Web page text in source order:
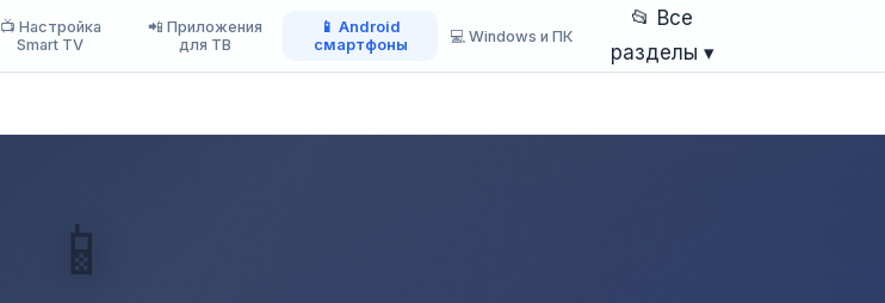
📺 Настройка
Smart TV
📲 Приложения
для ТВ
📱 Android
смартфоны
💻 Windows и ПК
📂 Все
разделы ▾
📱